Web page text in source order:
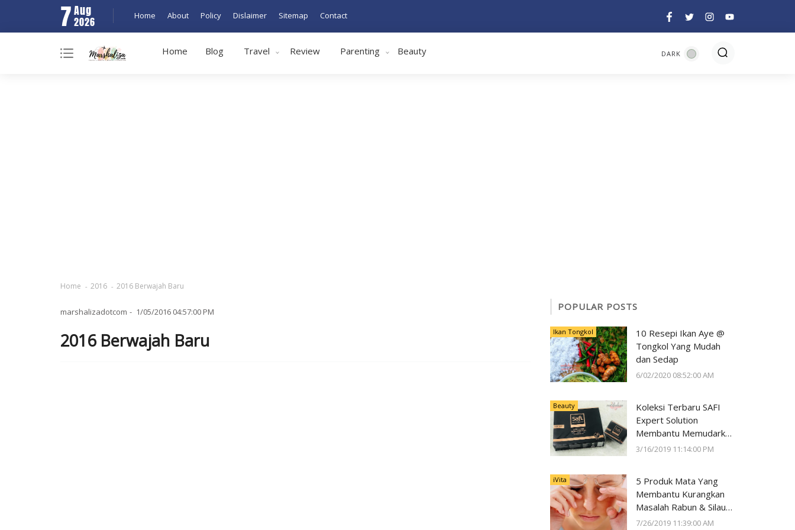
7Aug
2026 Home About Policy Dislaimer Sitemap Contact
Home Blog Travel Review Parenting Beauty
Home 2016 2016 Berwajah Baru
marshalizadotcom 1/05/2016 04:57:00 PM
2016 Berwajah Baru
POPULAR POSTS
Ikan Tongkol
10 Resepi Ikan Aye @
Tongkol Yang Mudah
dan Sedap
6/02/2020 08:52:00 AM
Beauty
Koleksi Terbaru SAFI
Expert Solution
Membantu Memudarkan
Jeragat dalam 2 Minggu
3/16/2019 11:14:00 PM
iVita
5 Produk Mata Yang
Membantu Kurangkan
Masalah Rabun & Silau
Serta Memelihara
7/26/2019 11:39:00 AM